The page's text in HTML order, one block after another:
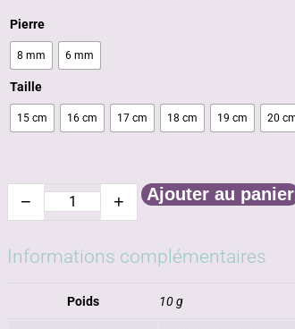
Pierre
8 mm 6 mm
Taille
15 cm 16 cm 17 cm 18 cm 19 cm 20
−
quantité
de
+ Ajouter au panier
Informations complémentaires
Poids 10 g